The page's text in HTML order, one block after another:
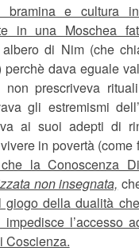
bramina e cultura
in una Moschea
di Nim (che
perchè dava eguale
non prescriveva
gli estremismi
ai suoi adepti di
in povertà (come
la Conoscenza
non insegnata,
giogo della dualità
l’accesso
Coscienza.